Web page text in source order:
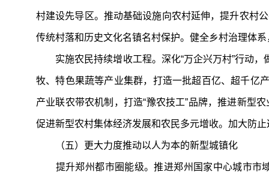
村建设先导区。推动基础设施向农村延伸，提升农村
传统村落和历史文化名镇名村保护。健全乡村治理体
实施农民持续增收工程。深化“万企兴万村”行动，
牧、特色果蔬等产业集群，打造一批超百亿、超千亿
产业联农带农机制，打造“豫农技工”品牌，推进新型
促进新型农村集体经济发展和农民多元增收。加大防
（五）更大力度推动以人为本的新型城镇化
提升郑州都市圈能级。推进郑州国家中心城市市